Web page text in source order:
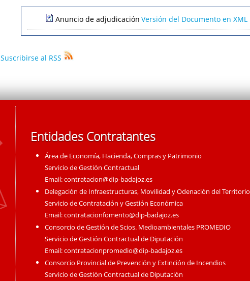
Anuncio de adjudicación Versión del Documento en XML
Suscribirse al RSS
Entidades Contratantes
Área de Economía, Hacienda, Compras y Patrimonio
Servicio de Gestión Contractual
Email:contratacion@dip-badajoz.es
Delegación de Infraestructuras, Movilidad y Odenación del Territorio
Servicio de Contratación y Gestión Económica
Email:contratacionfomento@dip-badajoz.es
Consorcio de Gestión de Scios. Medioambientales PROMEDIO
Servicio de Gestión Contractual de Diputación
Email:contratacionpromedio@dip-badajoz.es
Consorcio Provincial de Prevención y Extinción de Incendios
Servicio de Gestión Contractual de Diputación